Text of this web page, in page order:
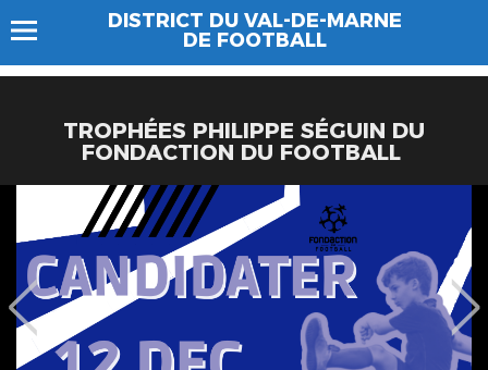
DISTRICT DU VAL-DE-MARNE
DE FOOTBALL
TROPHÉES PHILIPPE SÉGUIN DU
FONDACTION DU FOOTBALL